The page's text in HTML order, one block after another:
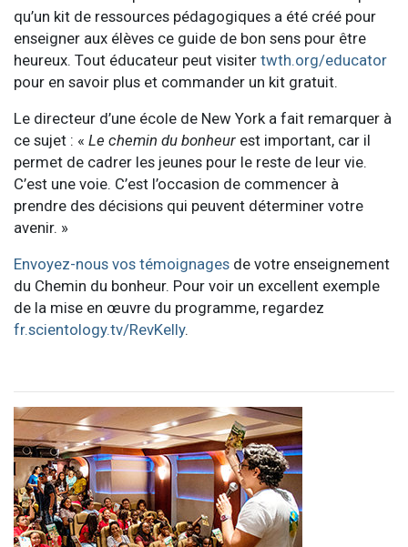
qu’un kit de ressources pédagogiques a été créé pour
enseigner aux élèves ce guide de bon sens pour être
heureux. Tout éducateur peut visiter twth.org/educator
pour en savoir plus et commander un kit gratuit.
Le directeur d’une école de New York a fait remarquer à
ce sujet : « Le chemin du bonheur est important, car il
permet de cadrer les jeunes pour le reste de leur vie.
C’est une voie. C’est l’occasion de commencer à
prendre des décisions qui peuvent déterminer votre
avenir. »
Envoyez-nous vos témoignages de votre enseignement
du Chemin du bonheur. Pour voir un excellent exemple
de la mise en œuvre du programme, regardez
fr.scientology.tv/RevKelly.